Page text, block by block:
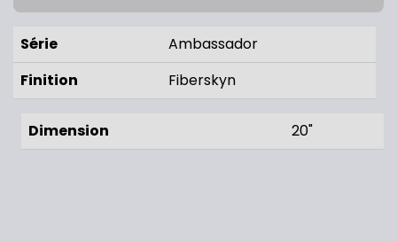
Série
Ambassador
Finition
Fiberskyn
Dimension 20"